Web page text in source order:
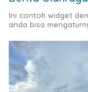
Ini contoh widget
anda bisa